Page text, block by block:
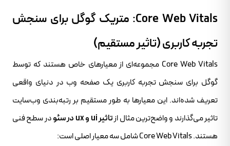
Core Web Vitals: متریک گوگل برای سنجش
تجربه کاربری (تاثیر مستقیم)
Core Web Vitals مجموعه‌ای از معیارهای خاص هستند که توسط
گوگل برای سنجش تجربه کاربری یک صفحه وب در دنیای واقعی
تعریف شده‌اند. این معیارها به طور مستقیم بر رتبه‌بندی وب‌سایت
تاثیر می‌گذارند و واضح‌ترین مثال ازتاثیر ui و ux در سئو
در سطح فنی
هستند. Core Web Vitals شامل سه معیار اصلی است: